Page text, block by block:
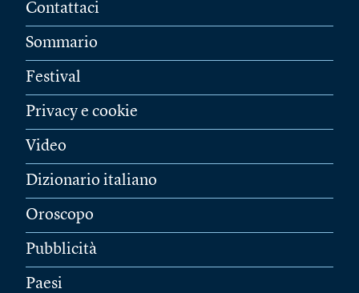
Contattaci
Sommario
Festival
Privacy e cookie
Video
Dizionario italiano
Oroscopo
Pubblicità
Paesi